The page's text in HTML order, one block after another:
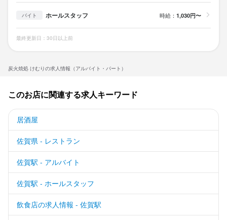
炭火焼処 けむりの求人情報（アルバイト・パート）
バイト ホールスタッフ 時給： 1,030円〜
最終更新日：30日以上前
このお店に関連する求人キーワード
居酒屋
佐賀県 - レストラン
佐賀駅 - アルバイト
佐賀駅 - ホールスタッフ
飲食店の求人情報 - 佐賀駅